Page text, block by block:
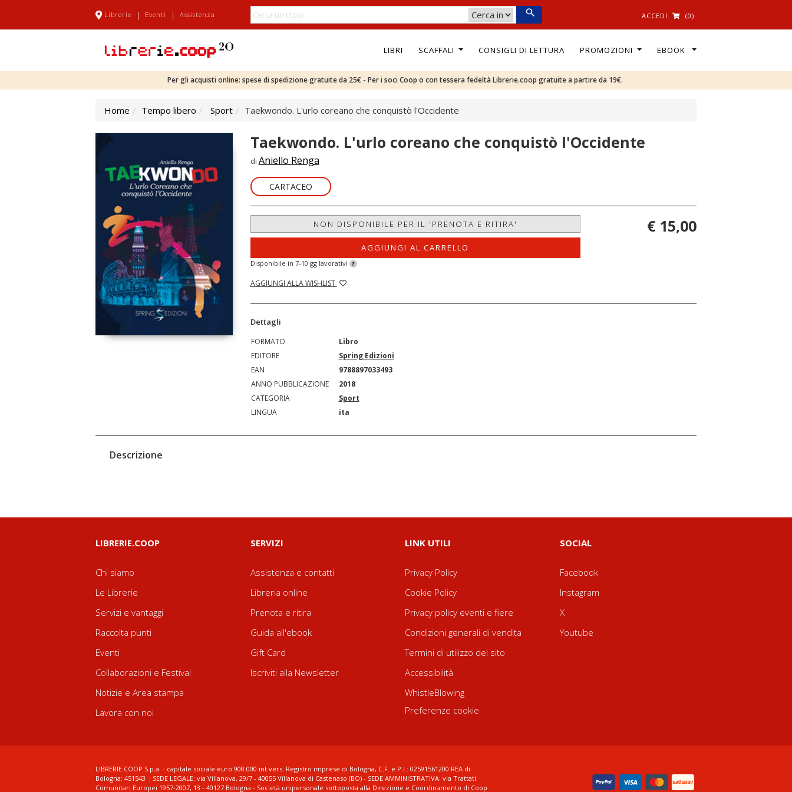
Librerie | Eventi | Assistenza ACCEDI (0)
LIBRI SCAFFALI CONSIGLI DI LETTURA PROMOZIONI EBOOK
Per gli acquisti online: spese di spedizione gratuite da 25€ - Per i soci Coop o con tessera fedeltà Librerie.coop gratuite a partire da 19€.
Home Tempo libero Sport Taekwondo. L'urlo coreano che conquistò l'Occidente
Taekwondo. L'urlo coreano che conquistò l'Occidente
di Aniello Renga
CARTACEO
NON DISPONIBILE PER IL 'PRENOTA E RITIRA'
AGGIUNGI AL CARRELLO
Disponibile in 7-10 gg lavorativi ?
AGGIUNGI ALLA WISHLIST
€ 15,00
Dettagli
FORMATO
Libro
EDITORE
Spring Edizioni
EAN
9788897033493
ANNO PUBBLICAZIONE
2018
CATEGORIA
Sport
LINGUA
ita
Descrizione
LIBRERIE.COOP
Chi siamo
Le Librerie
Servizi e vantaggi
Raccolta punti
Eventi
Collaborazioni e Festival
Notizie e Area stampa
Lavora con noi
SERVIZI
Assistenza e contatti
Libreria online
Prenota e ritira
Guida all'ebook
Gift Card
Iscriviti alla Newsletter
LINK UTILI
Privacy Policy
Cookie Policy
Privacy policy eventi e fiere
Condizioni generali di vendita
Termini di utilizzo del sito
Accessibilità
WhistleBlowing
Preferenze cookie
SOCIAL
Facebook
Instagram
X
Youtube
LIBRERIE.COOP S.p.a. - capitale sociale euro 900.000 int.vers. Registro imprese di Bologna, C.F. e P.I.: 02591561200 REA di
Bologna: 451543 ; SEDE LEGALE: via Villanova, 29/7 - 40055 Villanova di Castenaso (BO) - SEDE AMMINISTRATIVA: via Trattati
Comunitari Europei 1957-2007, 13 - 40127 Bologna - Società unipersonale sottoposta alla Direzione e Coordinamento di Coop